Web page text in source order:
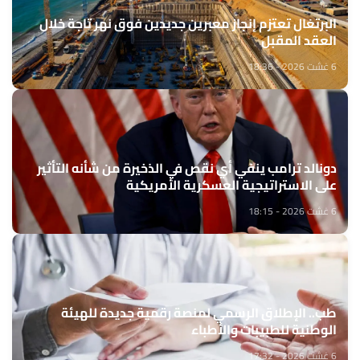
البرتغال تعتزم إنجاز معبرين جديدين فوق نهر تاجة خلال
العقد المقبل
6 غشت 2026 - 18:36
دونالد ترامب ينفي أي نقص في الذخيرة من شأنه التأثير
على الاستراتيجية العسكرية الأمريكية
6 غشت 2026 - 18:15
طب.. الإطلاق الرسمي لمنصة رقمية جديدة للهيئة
الوطنية للطبيبات والأطباء
6 غشت 2026 - 17:32